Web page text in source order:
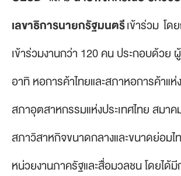
เลขาธิการนายกรัฐมนตรีเข้าร่วม โด
เข้าร่วมงานกว่า 120 คน ประกอบด้วย
อาทิ หอการค้าไทยและสภาหอการค้าแห่
สภาอุตสาหกรรมแห่งประเทศไทย สมาค
สภาวิสาหกิจขนาดกลางและขนาดย่อม
หน่วยงานภาครัฐและสื่อมวลชน โดยได้